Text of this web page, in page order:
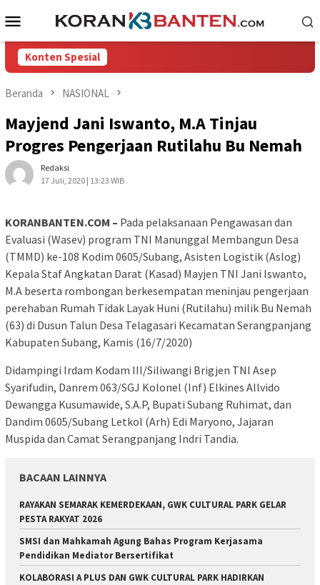
ke
Menu
Mobile
Konten Spesial
Beranda NASIONAL
Mayjend Jani Iswanto, M.A Tinjau
Progres Pengerjaan Rutilahu Bu Nemah
Redaksi
17 Juli, 2020 | 13:23 WIB
KORANBANTEN.COM – Pada pelaksanaan Pengawasan dan
Evaluasi (Wasev) program TNI Manunggal Membangun Desa
(TMMD) ke-108 Kodim 0605/Subang, Asisten Logistik (Aslog)
Kepala Staf Angkatan Darat (Kasad) Mayjen TNI Jani Iswanto,
M.A beserta rombongan berkesempatan meninjau pengerjaan
perehaban Rumah Tidak Layak Huni (Rutilahu) milik Bu Nemah
(63) di Dusun Talun Desa Telagasari Kecamatan Serangpanjang
Kabupaten Subang, Kamis (16/7/2020)
Didampingi Irdam Kodam III/Siliwangi Brigjen TNI Asep
Syarifudin, Danrem 063/SGJ Kolonel (Inf) Elkines Allvido
Dewangga Kusumawide, S.A.P, Bupati Subang Ruhimat, dan
Dandim 0605/Subang Letkol (Arh) Edi Maryono, Jajaran
Muspida dan Camat Serangpanjang Indri Tandia.
BACAAN LAINNYA
RAYAKAN SEMARAK KEMERDEKAAN, GWK CULTURAL PARK GELAR
PESTA RAKYAT 2026
SMSI dan Mahkamah Agung Bahas Program Kerjasama
Pendidikan Mediator Bersertifikat
KOLABORASI A PLUS DAN GWK CULTURAL PARK HADIRKAN